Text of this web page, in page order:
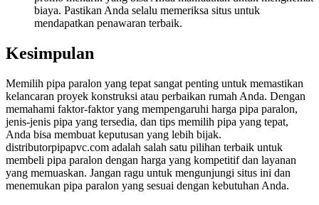
biaya. Pastikan Anda selalu memeriksa situs untuk
mendapatkan penawaran terbaik.
Kesimpulan
Memilih pipa paralon yang tepat sangat penting untuk memastikan
kelancaran proyek konstruksi atau perbaikan rumah Anda. Dengan
memahami faktor-faktor yang mempengaruhi harga pipa paralon,
jenis-jenis pipa yang tersedia, dan tips memilih pipa yang tepat,
Anda bisa membuat keputusan yang lebih bijak.
distributorpipapvc.com adalah salah satu pilihan terbaik untuk
membeli pipa paralon dengan harga yang kompetitif dan layanan
yang memuaskan. Jangan ragu untuk mengunjungi situs ini dan
menemukan pipa paralon yang sesuai dengan kebutuhan Anda.